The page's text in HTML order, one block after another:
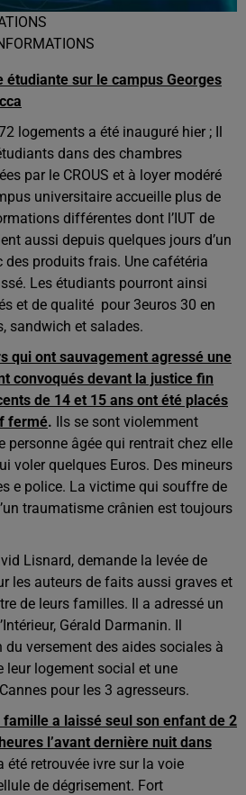
étudiante sur le campus Georges
logements a été inauguré hier ; Il
dans des chambres
par le CROUS et à loyer modéré
universitaire accueille plus de
différentes dont l’IUT de
aussi depuis quelques jours d’un
des produits frais. Une cafétéria
Les étudiants pourront ainsi
et de qualité pour 3euros 30 en
sandwich et salades.
qui ont sauvagement agressé une
convoqués devant la justice fin
de 14 et 15 ans ont été placés
fermé. Ils se sont violemment
personne âgée qui rentrait chez elle
voler quelques Euros. Des mineurs
e police. La victime qui souffre de
traumatisme crânien est toujours
Lisnard, demande la levée de
les auteurs de faits aussi graves et
de leurs familles. Il a adressé un
Gérald Darmanin. Il
versement des aides sociales à
leur logement social et une
pour les 3 agresseurs.
a laissé seul son enfant de 2
l’avant dernière nuit dans
été retrouvée ivre sur la voie
de dégrisement. Fort